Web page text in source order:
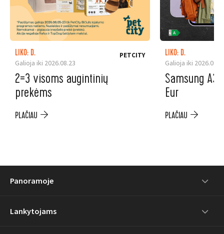
LIKO: D.
Galioja iki 2026.08.23
PETCITY
2=3 visoms augintinių
prekėms
PLAČIAU
LIKO: D.
Galioja iki
Samsung
Eur
PLAČIAU
Panoramoje
Lankytojams